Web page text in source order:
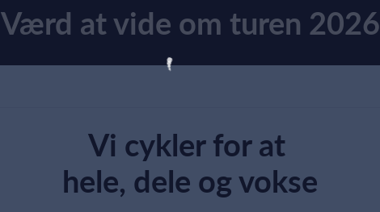
Værd at vide om turen 2026
Vi cykler for at
hele, dele og vokse